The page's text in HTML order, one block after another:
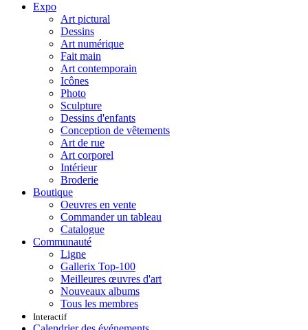
Expo
Art pictural
Dessins
Art numérique
Fait main
Art contemporain
Icônes
Photo
Sculpture
Dessins d'enfants
Conception de vêtements
Art de rue
Art corporel
Intérieur
Broderie
Boutique
Oeuvres en vente
Commander un tableau
Catalogue
Communauté
Ligne
Gallerix Top-100
Meilleures œuvres d'art
Nouveaux albums
Tous les membres
Interactif